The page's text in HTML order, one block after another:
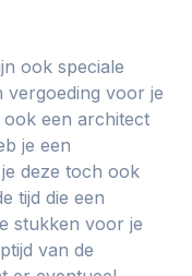
ook speciale
vergoeding voor je
een architect
je een
deze toch ook
tijd die een
stukken voor je
van de